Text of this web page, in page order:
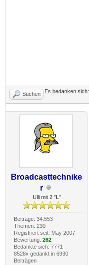
Suchen Es bedanken sich:
Broadcasttechnike
r
Ulli mit 2 "L"
Beiträge: 34.553
Themen: 230
Registriert seit: May 2007
Bewertung: 262
Bedankte sich: 7771
8528x gedankt in 6930
Beiträgen